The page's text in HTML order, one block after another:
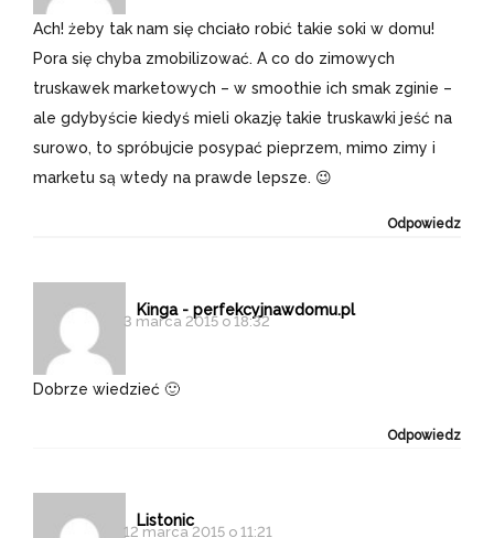
Ach! żeby tak nam się chciało robić takie soki w domu!
Pora się chyba zmobilizować. A co do zimowych
truskawek marketowych – w smoothie ich smak zginie –
ale gdybyście kiedyś mieli okazję takie truskawki jeść na
surowo, to spróbujcie posypać pieprzem, mimo zimy i
marketu są wtedy na prawde lepsze. 😉
Odpowiedz
Kinga - perfekcyjnawdomu.pl
3 marca 2015 o 18:32
Dobrze wiedzieć 🙂
Odpowiedz
Listonic
12 marca 2015 o 11:21